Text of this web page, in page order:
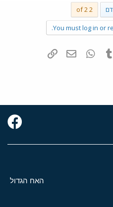
2 of 2
You must log in or
Tumblr
WhatsAppדואר אלקטרוני
האח הגדול